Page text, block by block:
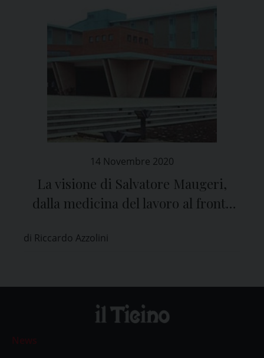
14 Novembre 2020
La visione di Salvatore Maugeri,
dalla medicina del lavoro al fronte
di Riccardo Azzolini
News